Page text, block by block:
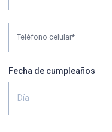
Teléfono celular*
Fecha de cumpleaños
Día